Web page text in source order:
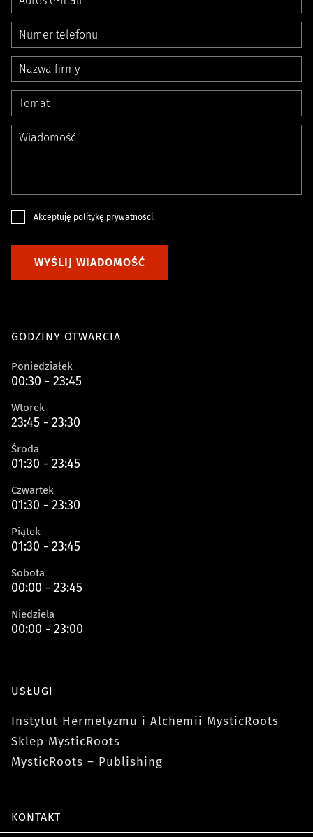
KONTAKT
USŁUGI
Instytut Hermetyzmu i Alchemii MysticRoots
Sklep MysticRoots
MysticRoots – Publishing
GODZINY OTWARCIA
Poniedziałek
00:30 - 23:45
Wtorek
23:45 - 23:30
Środa
01:30 - 23:45
Czwartek
01:30 - 23:30
Piątek
01:30 - 23:45
Sobota
00:00 - 23:45
Niedziela
00:00 - 23:00
Akceptuję politykę prywatności.
WYŚLIJ WIADOMOŚĆ